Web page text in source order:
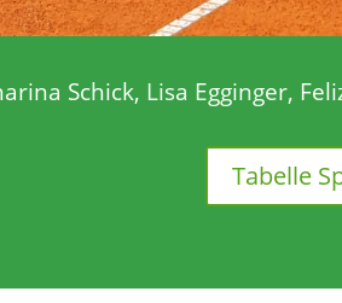
Schick, Lisa Egginger,
Tabelle